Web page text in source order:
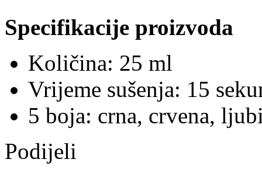
Specifikacije proizvoda
Količina: 25 ml
Vrijeme sušenja: 15
5 boja: crna, crvena,
Podijeli